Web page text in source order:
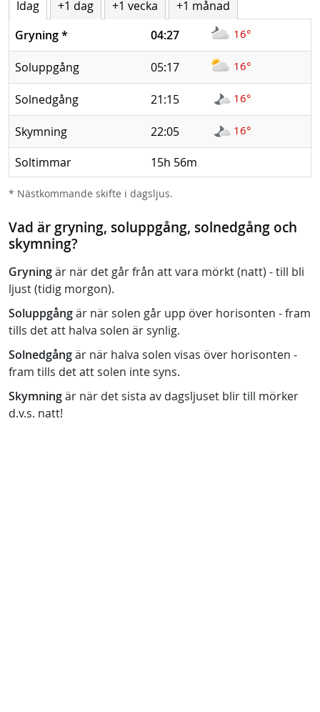
Idag +1 dag +1 vecka
+1 månad
Gryning* 04:27 16°
Soluppgång 05:17 16°
Solnedgång 21:15 16°
Skymning 22:05 16°
Soltimmar 15h 56m
* Nästkommande skifte i dagsljus.
Vad är gryning, soluppgång, solnedgång och
skymning?
Gryningär när det går från att vara mörkt (natt) - till bli
ljust (tidig morgon).
Soluppgångär när solen går upp över horisonten - fram
tills det att halva solen är synlig.
Solnedgångär när halva solen visas över horisonten -
fram tills det att solen inte syns.
Skymningär när det sista av dagsljuset blir till mörker
d.v.s. natt!